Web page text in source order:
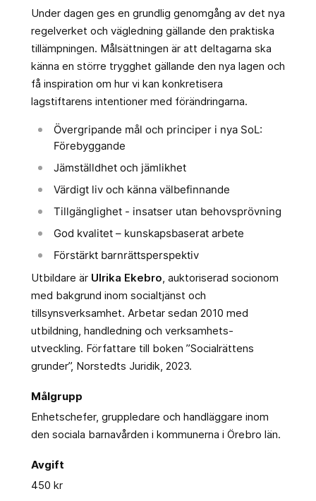
Under dagen ges en grundlig genomgång av det nya
regelverket och vägledning gällande den praktiska
tillämpningen. Målsättningen är att deltagarna ska
känna en större trygghet gällande den nya lagen och
få inspiration om hur vi kan konkretisera
lagstiftarens intentioner med förändringarna.
Övergripande mål och principer i nya SoL:
Förebyggande
Jämställdhet och jämlikhet
Värdigt liv och känna välbefinnande
Tillgänglighet - insatser utan behovsprövning
God kvalitet – kunskapsbaserat arbete
Förstärkt barnrättsperspektiv
Utbildare är Ulrika Ekebro , auktoriserad socionom
med bakgrund inom socialtjänst och
tillsynsverksamhet. Arbetar sedan 2010 med
utbildning, handledning och verksamhets-
utveckling. Författare till boken ”Socialrättens
grunder”, Norstedts Juridik, 2023.
Målgrupp
Enhetschefer, gruppledare och handläggare inom
den sociala barnavården i kommunerna i Örebro län.
Avgift
450 kr